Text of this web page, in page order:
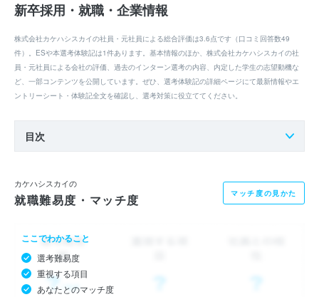
新卒採用・就職・企業情報
株式会社カケハシスカイの社員・元社員による総合評価は3.6点です（口コミ回答数49
件）。ESや本選考体験記は1件あります。基本情報のほか、株式会社カケハシスカイの社
員・元社員による会社の評価、過去のインターン選考の内容、内定した学生の志望動機な
ど、一部コンテンツを公開しています。ぜひ、選考体験記の詳細ページにて最新情報やエ
ントリーシート・体験記全文を確認し、選考対策に役立ててください。
目次
カケハシスカイの
就職難易度・マッチ度 マッチ度の見かた
ここでわかること
選考難易度
重視する項目
あなたとのマッチ度